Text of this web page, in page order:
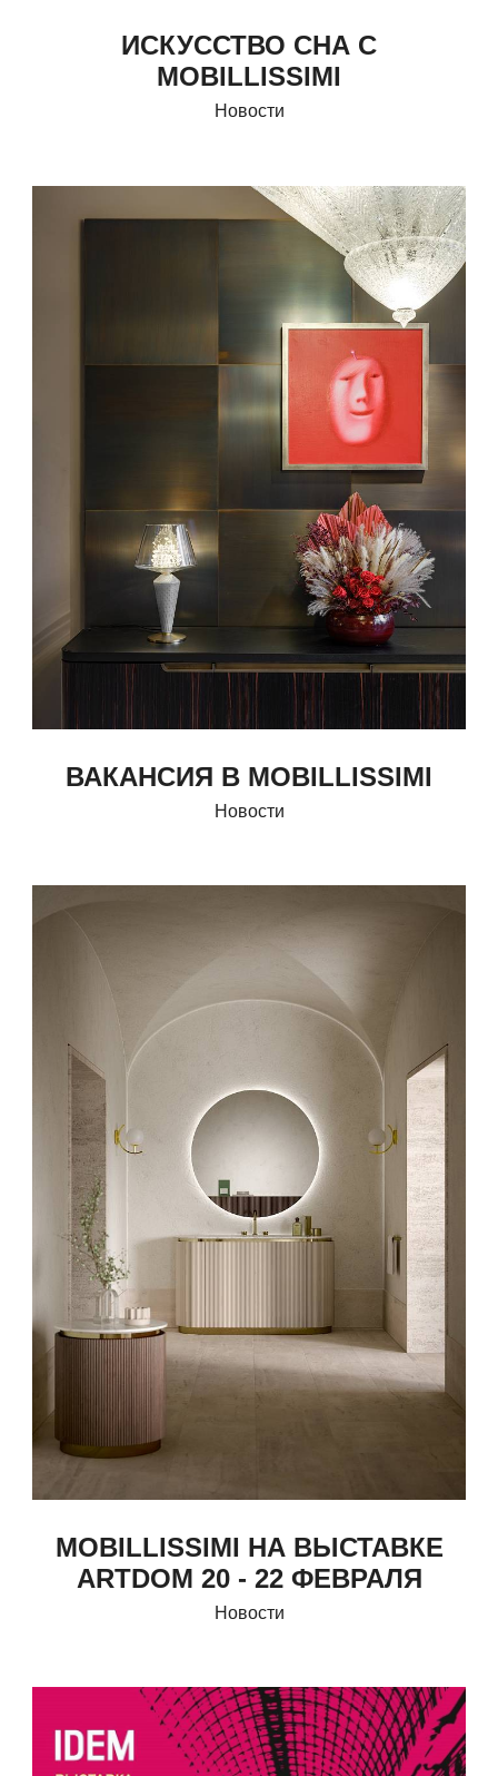
ИСКУССТВО СНА С
MOBILLISSIMI
Новости
ВАКАНСИЯ В MOBILLISSIMI
Новости
MOBILLISSIMI НА ВЫСТАВКЕ
ARTDOM 20 - 22 ФЕВРАЛЯ
Новости